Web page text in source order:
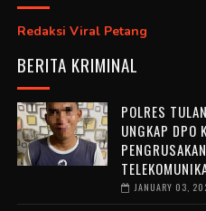
Redaksi Viral Petang
BERITA KRIMINAL
POLRES
UNGKAP DPO
JANUARY 03,